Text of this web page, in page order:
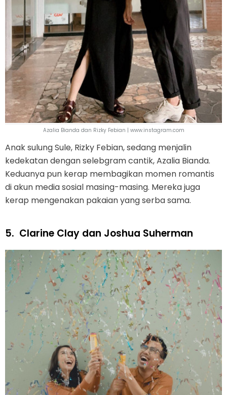
Azalia Bianda dan Rizky Febian | www.instagram.com
Anak sulung Sule, Rizky Febian, sedang menjalin
kedekatan dengan selebgram cantik, Azalia Bianda.
Keduanya pun kerap membagikan momen romantis
di akun media sosial masing-masing. Mereka juga
kerap mengenakan pakaian yang serba sama.
5. Clarine Clay dan Joshua Suherman